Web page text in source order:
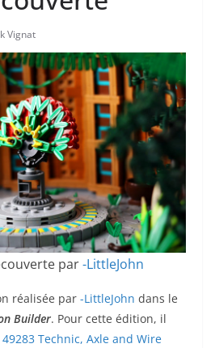
Vignat
par-LittleJohn
réalisée par -LittleJohn dans le
Builder. Pour cette édition, il
49283 Technic, Axle and Wire